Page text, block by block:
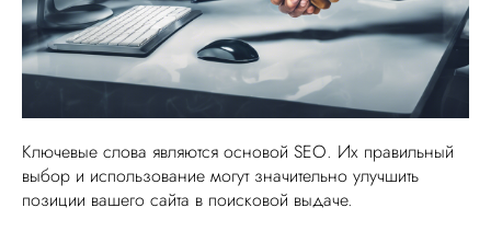
Ключевые слова являются основой SEO. Их правильный
выбор и использование могут значительно улучшить
позиции вашего сайта в поисковой выдаче.